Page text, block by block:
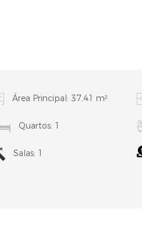
Área Principal: 37,41 m²
Quartos: 1
Salas: 1